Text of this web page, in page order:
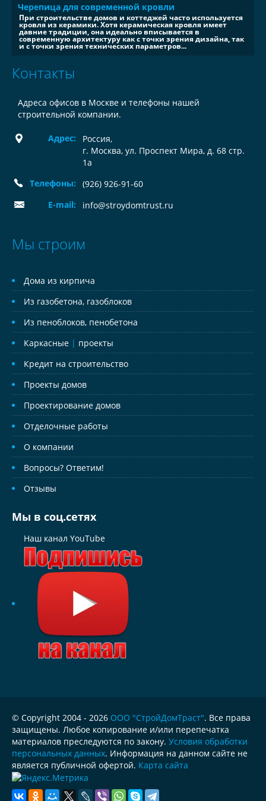
Черепица для современной кровли
При строительстве домов и коттеджей часто используется
кровля из керамики. Хотя керамическая кровля имеет
давние традиции, она идеально вписывается в
современную архитектуру как с точки зрения дизайна, так
и с точки зрения технических параметров...
Контакты
Адреса офисов в Москве и телефоны нашей
строительной компании.
Адрес: Россия,
г. Москва, ул. Проспект Мира, д. 68 стр.
1а
Телефоны:
(926) 926-91-60
E-mail:
info@stroydomtrust.ru
Мы строим
Дома из кирпича
Из газобетона, газоблоков
Из пеноблоков, пенобетона
Каркасные | проекты
Кредит на строительство
Проекты домов
Проектирование домов
Отделочные работы
О компании
Вопросы? Ответим!
Отзывы
Мы в соц.сетях
Наш канал YouTube
© Copyright 2004 - 2026 ООО "СтройДомТраст". Все права
защищены. Любое копирование и/или перепечатка
материалов преследуются по закону. Условия обработки
персональных данных. Информация на данном сайте не
является публичной офертой. Карта сайта